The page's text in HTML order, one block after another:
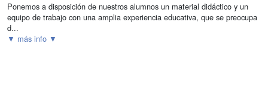
Ponemos a disposición de nuestros alumnos un material didáctico y un
equipo de trabajo con una amplia experiencia educativa, que se preocupa
d...
▼ más info ▼